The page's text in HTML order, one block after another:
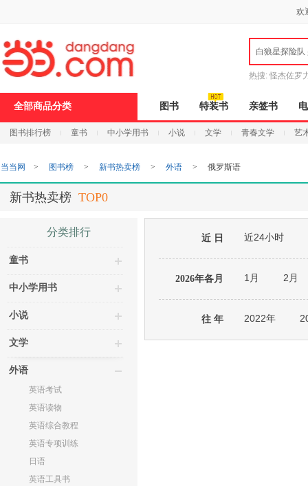
欢
白狼星探险队
热搜: 怪杰佐罗
全部商品分类 图书 特装书 亲签书
图书排行榜 童书 中小学用书 小说 文学 青春文学 艺
打
开
无
障
页
加
当当网 > 图书榜 > 新书热卖榜 > 外语 > 俄罗斯语
新书热卖榜 TOP0
分类排行
童书
中小学用书
小说
文学
外语
英语考试
英语读物
英语综合教程
英语专项训练
日语
英语工具书
近 日 近24小时
2026年各月 1月 2月
往 年 2022年